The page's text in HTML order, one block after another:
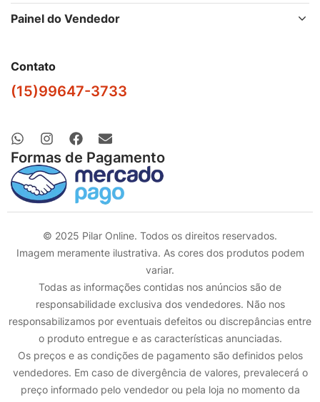
Painel do Vendedor
Contato
(15)99647-3733
Formas de Pagamento
© 2025 Pilar Online. Todos os direitos reservados.
Imagem meramente ilustrativa. As cores dos produtos podem
variar.
Todas as informações contidas nos anúncios são de
responsabilidade exclusiva dos vendedores. Não nos
responsabilizamos por eventuais defeitos ou discrepâncias entre
o produto entregue e as características anunciadas.
Os preços e as condições de pagamento são definidos pelos
vendedores. Em caso de divergência de valores, prevalecerá o
preço informado pelo vendedor ou pela loja no momento da